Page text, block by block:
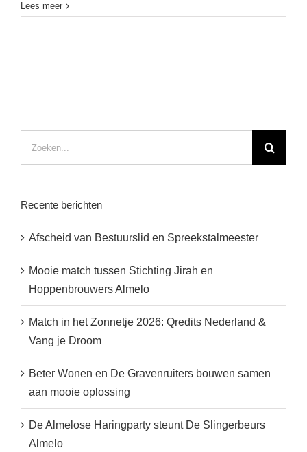
Wonen
Lees meer
Recente berichten
Afscheid van Bestuurslid en Spreekstalmeester
Mooie match tussen Stichting Jirah en
Hoppenbrouwers Almelo
Match in het Zonnetje 2026: Qredits Nederland &
Vang je Droom
Beter Wonen en De Gravenruiters bouwen samen
aan mooie oplossing
De Almelose Haringparty steunt De Slingerbeurs
Almelo